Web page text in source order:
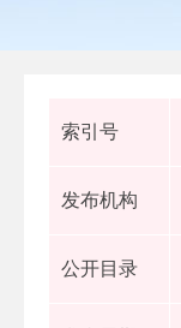
索引号
发布机构
公开目录